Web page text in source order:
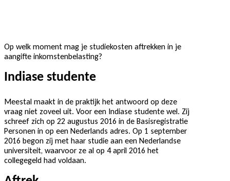
Op welk moment mag je studiekosten aftrekken in je
aangifte inkomstenbelasting?
Indiase studente
Meestal maakt in de praktijk het antwoord op deze
vraag niet zoveel uit. Voor een Indiase studente wel. Zij
schreef zich op 22 augustus 2016 in de Basisregistratie
Personen in op een Nederlands adres. Op 1 september
2016 begon zij met haar studie aan een Nederlandse
universiteit, waarvoor ze al op 4 april 2016 het
collegegeld had voldaan.